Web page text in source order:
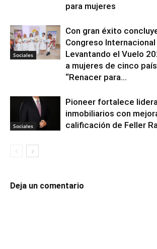
para mujeres
Sociales
Con gran éxito
Congreso Internacional
Levantando el Vuelo
a mujeres de cinco
“Renacer para...
Sociales
Pioneer fortalece
inmobiliarios con
calificación de Feller
Deja un comentario